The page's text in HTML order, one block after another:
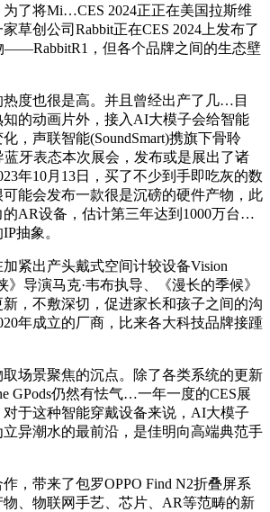
了将Mi…CES 2024正正在美国拉斯维
草创公司Rabbit正在CES 2024上发布了
——RabbitR1，但各个品牌之间的生态壁
也很是高。并且曾经出产了几…目
的动画片外，接入AI大模子会给智能
，声联智能(SoundSmart)携旗下骨聆
蓝牙表态本次展会，发布或是展出了诸
年10月13日，买了不少到手即吃灰的数
能会发布一款很是沉磅的硬件产物，此
AR设备，估计第三年达到1000万台…
抽象。
出产头戴式空间计较设备Vision
》导演马克·韦布执导、《漫长的季候》
，不敷深切，促进家长和孩子之间的沟
年成立的厂商，比来各大科技品牌接踵
景聚焦的沉点。除了各类系统的更新
GPods仍然有怯气…一年一度的CES展
于这种智能穿戴设备来说，AI大模子
异潮水的最前沿，是佳明向高端典范手
带来了包罗OPPO Find N2折叠屏系
、物联网手艺、芯片、AR等范畴的新